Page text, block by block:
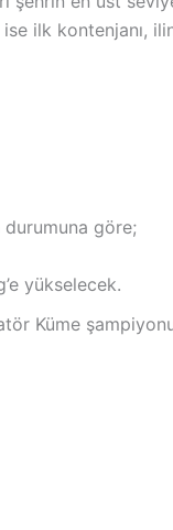
ilk kontenjanı,
göre;
yükselecek.
Küme